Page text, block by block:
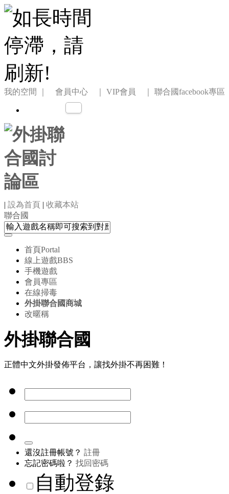
我的空間 ｜ 會員中心 ｜ VIP會員 ｜ 聯合國facebook專區
| 設為首頁 | 收藏本站
聯合國
首頁Portal
線上遊戲BBS
手機遊戲
會員專區
在線掃毒
外掛聯合國商城
改暱稱
外掛聯合國
正體中文外掛發佈平台，讓找外掛不再困難！
還沒註冊帳號？ 註冊
忘記密碼啦？ 找回密碼
自動登錄